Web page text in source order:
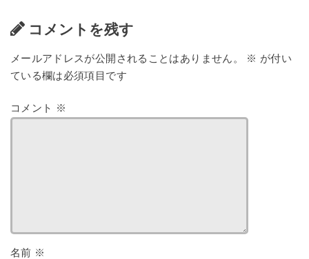
コメントを残す
メールアドレスが公開されることはありません。 ※ が付い
ている欄は必須項目です
コメント ※
名前 ※